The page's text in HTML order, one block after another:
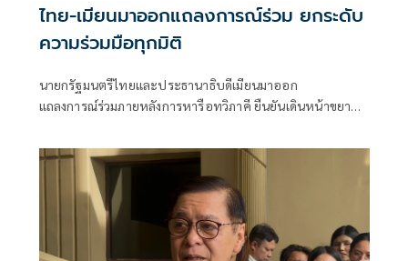
ไทย-เมียนมาออกแถลงการณ์ร่วม ยกระดับ
ความร่วมมือทุกมิติ
นายกรัฐมนตรีไทยและประธานาธิบดีเมียนมาออก
แถลงการณ์ร่วมภายหลังการหารือทวิภาคี ยืนยันเดินหน้าขยาย
ปราบปรามอาชญากรรมข้ามชา